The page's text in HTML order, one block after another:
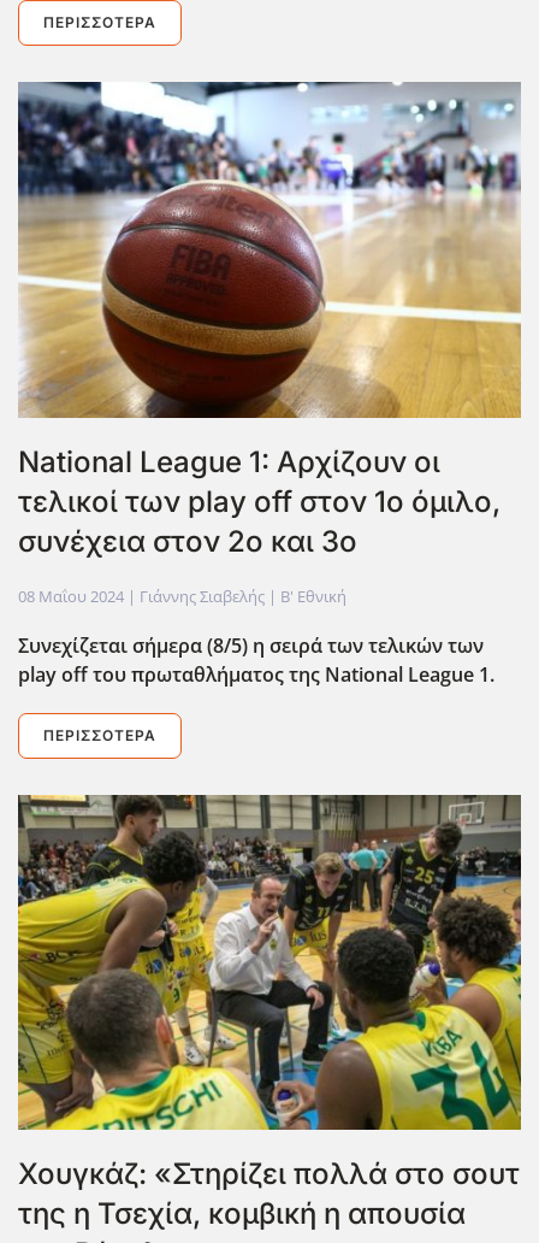
ΠΕΡΙΣΣΌΤΕΡΑ
National League 1: Αρχίζουν οι
τελικοί των play off στον 1ο όμιλο,
συνέχεια στον 2ο και 3ο
08 Μαΐου 2024 | Γιάννης Σιαβελής | Β' Εθνική
Συνεχίζεται σήμερα (8/5) η σειρά των τελικών των
play off του πρωταθλήματος της National League 1.
ΠΕΡΙΣΣΌΤΕΡΑ
Χουγκάζ: «Στηρίζει πολλά στο σουτ
της η Τσεχία, κομβική η απουσία